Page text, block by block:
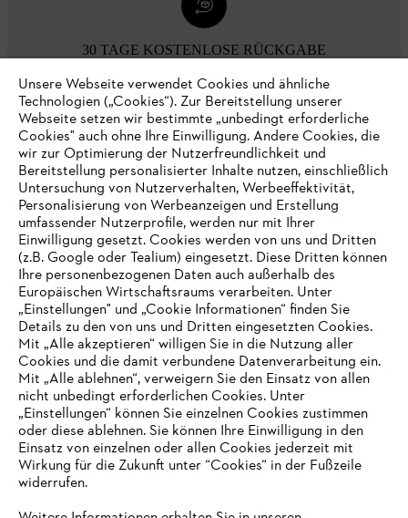
30 TAGE KOSTENLOSE RÜCKGABE
Zahlungsmöglichkeiten
Unternehmen
Online Shop
Service
IHR BROWSER WIRD NICHT
UNTERSTÜTZT
Unsere Webseite verwendet Cookies und ähnliche
Technologien („Cookies“). Zur Bereitstellung unserer
Webseite setzen wir bestimmte „unbedingt erforderliche
Cookies" auch ohne Ihre Einwilligung. Andere Cookies, die
wir zur Optimierung der Nutzerfreundlichkeit und
Bereitstellung personalisierter Inhalte nutzen, einschließlich
Untersuchung von Nutzerverhalten, Werbeeffektivität,
Personalisierung von Werbeanzeigen und Erstellung
umfassender Nutzerprofile, werden nur mit Ihrer
Einwilligung gesetzt. Cookies werden von uns und Dritten
(z.B. Google oder Tealium) eingesetzt. Diese Dritten können
Ihre personenbezogenen Daten auch außerhalb des
Europäischen Wirtschaftsraums verarbeiten. Unter
„Einstellungen" und „Cookie Informationen“ finden Sie
Details zu den von uns und Dritten eingesetzten Cookies.
Mit „Alle akzeptieren“ willigen Sie in die Nutzung aller
Cookies und die damit verbundene Datenverarbeitung ein.
Mit „Alle ablehnen“, verweigern Sie den Einsatz von allen
nicht unbedingt erforderlichen Cookies. Unter
„Einstellungen“ können Sie einzelnen Cookies zustimmen
oder diese ablehnen. Sie können Ihre Einwilligung in den
Einsatz von einzelnen oder allen Cookies jederzeit mit
Wirkung für die Zukunft unter “Cookies“ in der Fußzeile
widerrufen.